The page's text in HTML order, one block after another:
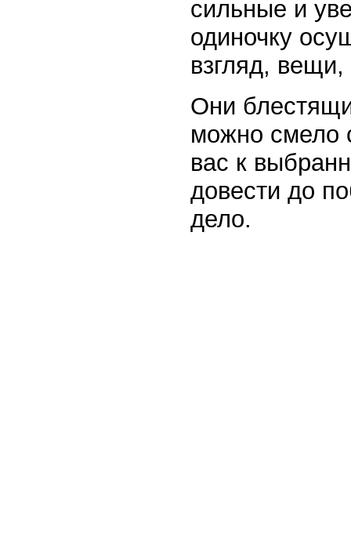
сильные и
одиночку
взгляд,
Они
можно смело
вас к
довести до
дело.